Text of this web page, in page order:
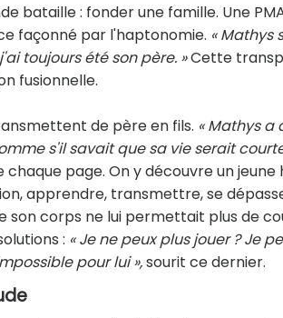
bataille : fonder une famille. Une
façonné par l'haptonomie. « Mathys
toujours été son père. »Cette
fusionnelle.
de père en fils. « Mathys a
s'il savait que sa vie serait courte.
page. On y découvre un jeune
apprendre, transmettre, se
son corps ne lui permettait plus de
: « Je ne peux plus jouer ? Je
pour lui »,sourit ce dernier.